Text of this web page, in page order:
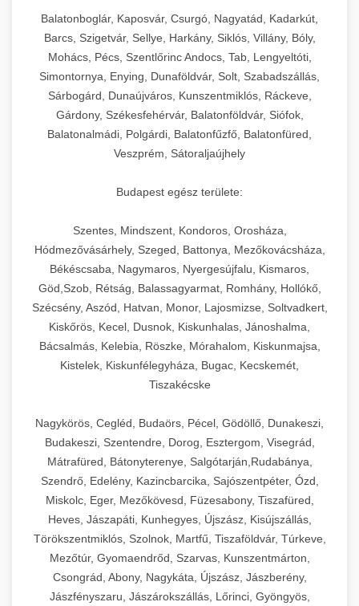
megbízható teljesítményhez.
chef-iparikonyhagepek.hu
kereskedelmi tésztakeverő
Ipari hús- és sajtszeletelő gépek professzionális
élelmiszer-előkészítéshez. Precíziós vágás
állítható vastagság beállítással.
chef-iparikonyhagepek.hu
professzionális élelmiszer szeletelő
📦 22. Vákuumozó Gép +
Kereskedelmi vákuumcsomagoló berendezések
élelmiszerek tartósításához. Hosszabbítsa a
szavatossági időt és tartsa meg a termék
frissességét.
🎁 23. Vákuumfóliázó Gép +
Ipari vákuumfóliázó gépek professzionális
Hatékony lezárási és tartósítási megoldások.
chef-iparikonyhagepek.hu
kereskedelmi csomagoló gép
professzionális konyhák számára. Nagy
kapacitású sütő- és főzőberendezés precíz
hőmérséklet-szabályozással.
chef-iparikonyhagepek.hu
kereskedelmi sütősütő
❄️ 25. Ipari Hűtőszekrény +
Professzionális hűtőegységek és hűtőkamrák
kereskedelmi konyhák számára.
Energiahatékony hűtési megoldások nagy
kapacitással.
chef-iparikonyhagepek.hu
💧 26. Ipari Mosogatógép +
Kereskedelmi mosogatóberendezések nagy
forgalmú éttermi műveletekhez. Gyors tisztítási
ciklusok fertőtlenítési képességekkel.
chef-iparikonyhagepek.hu
🧀 27. Ipari Sajtreszelő Gép +
élelmiszer-előkészítéshez. Különböző reszelési
méretek különböző alkalmazásokhoz.
chef-iparikonyhagepek.hu
kereskedelmi sajtreszelő
🍳 28. Nagykonyhai
Berendezések
+
Teljes körű nagykonyhai berendezések és
professzionális vendéglátóipari kellékek.
Minden, ami szükséges éttermi és catering
műveletekhez.
chef-iparikonyhagepek.hu
Balatonboglár, Kaposvár, Csurgó, Nagyatád, Kadarkút,
Barcs, Szigetvár, Sellye, Harkány, Siklós, Villány, Bóly,
Mohács, Pécs, Szentlőrinc Andocs, Tab, Lengyeltóti,
Simontornya, Enying, Dunaföldvár, Solt, Szabadszállás,
Sárbogárd, Dunaújváros, Kunszentmiklós, Ráckeve,
Gárdony, Székesfehérvár, Balatonföldvár, Siófok,
Balatonalmádi, Polgárdi, Balatonfűzfő, Balatonfüred,
Veszprém, Sátoraljaújhely
Budapest egész területe:
Szentes, Mindszent, Kondoros, Orosháza,
Hódmezővásárhely, Szeged, Battonya, Mezőkovácsháza,
Békéscsaba, Nagymaros, Nyergesújfalu, Kismaros,
Göd,Szob, Rétság, Balassagyarmat, Romhány, Hollókő,
Szécsény, Aszód, Hatvan, Monor, Lajosmizse, Soltvadkert,
Kiskőrös, Kecel, Dusnok, Kiskunhalas, Jánoshalma,
Bácsalmás, Kelebia, Röszke, Mórahalom, Kiskunmajsa,
Kistelek, Kiskunfélegyháza, Bugac, Kecskemét,
Tiszakécske
Nagykörös, Cegléd, Budaörs, Pécel, Gödöllő, Dunakeszi,
Budakeszi, Szentendre, Dorog, Esztergom, Visegrád,
Mátrafüred, Bátonyterenye, Salgótarján,Rudabánya,
Szendrő, Edelény, Kazincbarcika, Sajószentpéter, Ózd,
Miskolc, Eger, Mezőkövesd, Füzesabony, Tiszafüred,
Heves, Jászapáti, Kunhegyes, Újszász, Kisújszállás,
Törökszentmiklós, Szolnok, Martfű, Tiszaföldvár, Túrkeve,
Mezőtúr, Gyomaendrőd, Szarvas, Kunszentmárton,
Csongrád, Abony, Nagykáta, Újszász, Jászberény,
Jászfényszaru, Jászárokszállás, Lőrinci, Gyöngyös,